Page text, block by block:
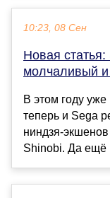
10:23, 08 Сен
Новая
молчаливый
В этом году
теперь и Sega
ниндзя-
Shinobi. Да ещё